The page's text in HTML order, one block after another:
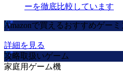
ーを徹底比較しています
Amazonで買えるおすすめゲー
詳細を見る
攻略取扱いゲーム
家庭用ゲーム機